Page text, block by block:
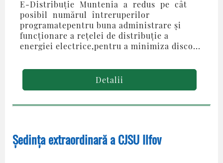
E-Distribuţie Muntenia a redus pe cât
posibil numărul întreruperilor
programatepentru buna administrare și
funcționare a rețelei de distribuție a
energiei electrice,pentru a minimiza disco...
Detalii
Ședința extraordinară a CJSU Ilfov